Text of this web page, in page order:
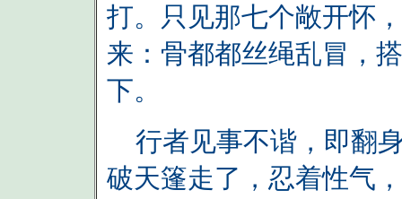
打。只见那七个敞开怀
来：骨都都丝绳乱冒，
下。
行者见事不谐，即翻
破天篷走了，忍着性气